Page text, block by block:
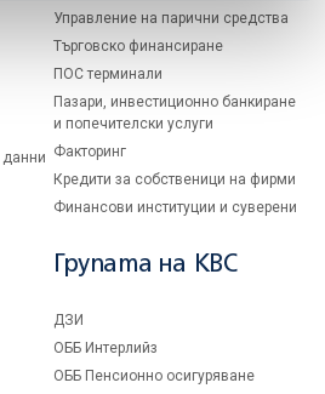
данни
Управление на парични средства
Търговско финансиране
ПОС терминали
Пазари, инвестиционно банкиране
и попечителски услуги
Факторинг
Кредити за собственици на фирми
Финансови институции и суверени
Групата на KBC
ДЗИ
ОББ Интерлийз
ОББ Пенсионно осигуряване